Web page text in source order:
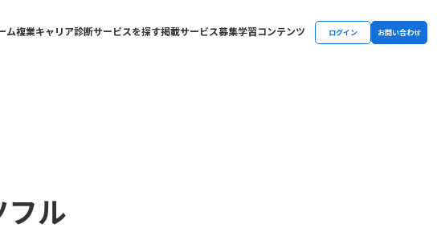
ム複業キャリア診断サービスを探す掲載サービス募集学習コンテンツ ログイン お問い合わせ
ル